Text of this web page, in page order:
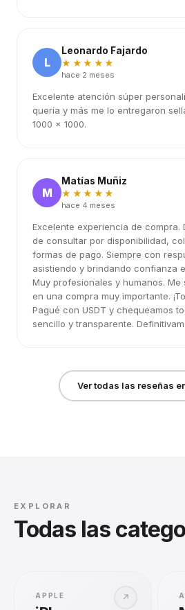
L
Leonardo Fajardo
★★★★★
hace 2 meses
Excelente atención súper
quería y más me lo entregaron
1000 x 1000.
M
Matías Muñiz
★★★★★
hace 4 meses
Excelente experiencia de compra.
de consultar por disponibilidad,
formas de pago. Siempre con
asistiendo y brindando confianza
Muy profesionales y humanos. Me
en una compra muy importante.
Pagué con USDT y chequeamos
sencillo y transparente.
Ver todas las reseñas
EXPLORAR
Todas las
↗
APPLE